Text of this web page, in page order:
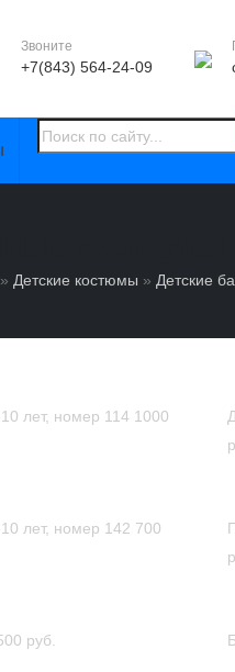
Звоните
+7(843) 564-24-09
» Детские костюмы » Детские
лет, номер 114 1000
лет, номер 142 700
руб.